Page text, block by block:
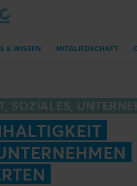
& WISSEN MITGLIEDSCHAFT
SOZIALES,